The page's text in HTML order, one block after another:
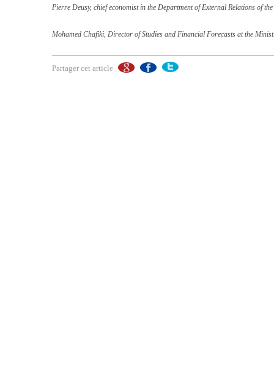
Pierre Deusy, chief economist in the Department of External Relations of
Mohamed Chafiki, Director of Studies and Financial Forecasts at the
Partager cet article